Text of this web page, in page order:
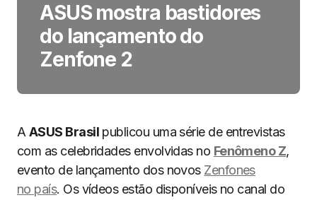
ASUS mostra bastidores
do lançamento do
Zenfone 2
A ASUS Brasilpublicou uma série de entrevistas
com as celebridades envolvidas no Fenômeno Z,
evento de lançamento dos novos Zenfones
no país. Os vídeos estão disponíveis no canal do